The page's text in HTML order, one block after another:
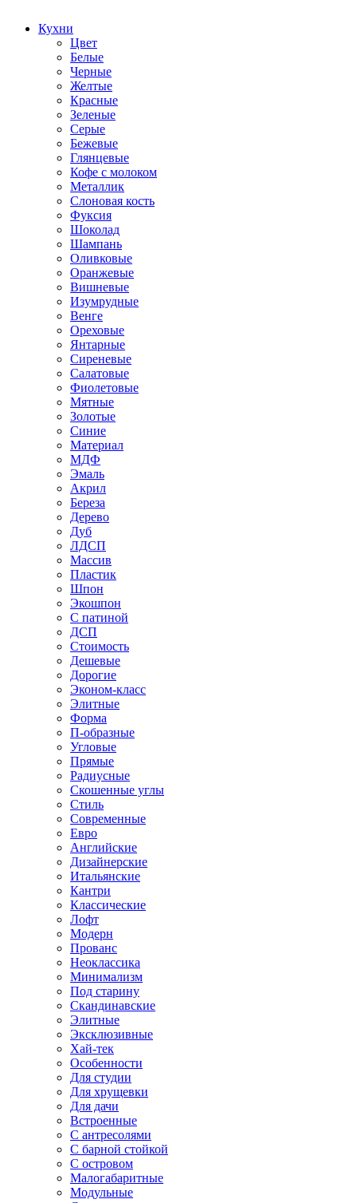
Кухни
Цвет
Белые
Черные
Желтые
Красные
Зеленые
Серые
Бежевые
Глянцевые
Кофе с молоком
Металлик
Слоновая кость
Фуксия
Шоколад
Шампань
Оливковые
Оранжевые
Вишневые
Изумрудные
Венге
Ореховые
Янтарные
Сиреневые
Салатовые
Фиолетовые
Мятные
Золотые
Синие
Материал
МДФ
Эмаль
Акрил
Береза
Дерево
Дуб
ЛДСП
Массив
Пластик
Шпон
Экошпон
С патиной
ДСП
Стоимость
Дешевые
Дорогие
Эконом-класс
Элитные
Форма
П-образные
Угловые
Прямые
Радиусные
Скошенные углы
Стиль
Современные
Евро
Английские
Дизайнерские
Итальянские
Кантри
Классические
Лофт
Модерн
Прованс
Неоклассика
Минимализм
Под старину
Скандинавские
Элитные
Эксклюзивные
Хай-тек
Особенности
Для студии
Для хрущевки
Для дачи
Встроенные
С антресолями
С барной стойкой
С островом
Малогабаритные
Модульные